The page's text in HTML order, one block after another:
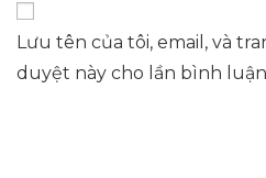
Lưu tên của tôi, email, và
duyệt này cho lần bình